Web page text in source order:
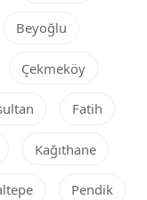
Beyoğlu
Çekmeköy
Fatih
Kağıthane
Pendik